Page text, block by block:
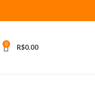
0 R$0.00